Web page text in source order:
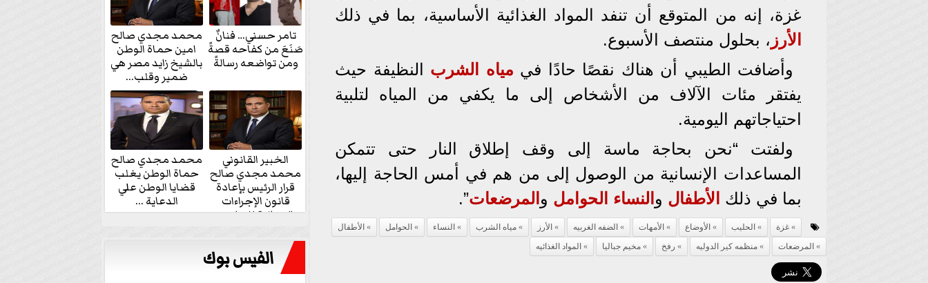
غزة، إنه من المتوقع أن تنفد المواد الغذائية الأساسية، بما في ذلك
الأرز ، بحلول منتصف الأسبوع.
وأضافت الطيبي أن هناك نقصًا حادًا في مياه الشرب النظيفة حيث
يفتقر مئات الآلاف من الأشخاص إلى ما يكفي من المياه لتلبية
احتياجاتهم اليومية.
ولفتت “نحن بحاجة ماسة إلى وقف إطلاق النار حتى تتمكن
المساعدات الإنسانية من الوصول إلى من هم في أمس الحاجة إليها،
بما في ذلك الأطفال و النساء الحوامل و المرضعات”.
غزة الحليب الأوضاع الأمهات الضفه الغربيه الأرز مياه الشرب النساء الحوامل
الأطفال
المرضعات
منظمه كير الدوليه رفخ مخيم جباليا المواد الغذائيه
تامر حسني… فنانٌ
صَنَعَ من كفاحه قصةً
ومن تواضعه رسالةً
محمد مجدي صالح
امين حماة الوطن
بالشيخ زايد مصر هي
ضمير وقلب...
الخبير القانوني
محمد مجدي صالح
قرار الرئيس بإعادة
قانون الإجراءات
الجنائية للنواب...
محمد مجدي صالح
حماة الوطن يغلب
قضايا الوطن علي
الدعاية ...
الفيس بوك